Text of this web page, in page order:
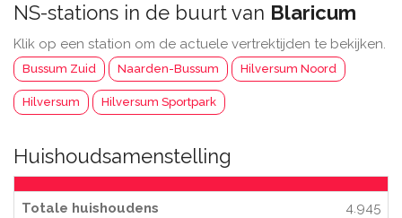
NS-stations in de buurt van Blaricum
Klik op een station om de actuele vertrektijden te bekijken.
Bussum Zuid Naarden-Bussum Hilversum Noord
Hilversum Hilversum Sportpark
Huishoudsamenstelling
Totale huishoudens 4.945